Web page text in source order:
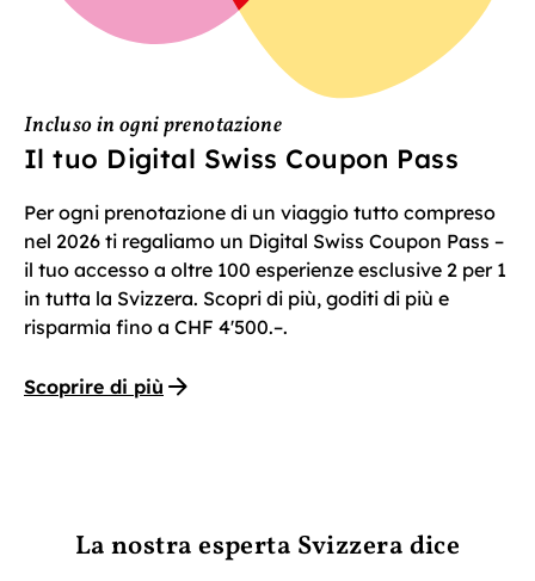
Incluso in ogni prenotazione
Il tuo Digital Swiss Coupon Pass
Per ogni prenotazione di un viaggio tutto compreso
nel 2026 ti regaliamo un Digital Swiss Coupon Pass –
il tuo accesso a oltre 100 esperienze esclusive 2 per 1
in tutta la Svizzera. Scopri di più, goditi di più e
risparmia fino a CHF 4'500.–.
Scoprire di più
La nostra esperta Svizzera dice